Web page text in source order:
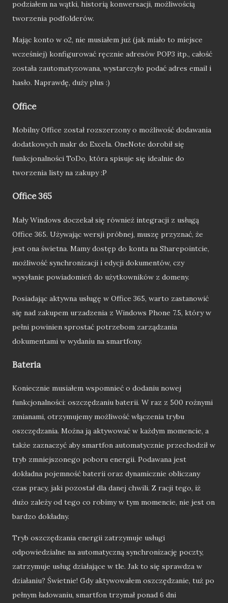
podziałem na wątki, historią konwersacji, możliwością
tworzenia podfolderów.
Mając konto w o2, nie musiałem już (jak miało to miejsce
wcześniej) konfigurować ręcznie adresów POP3 itp., całość
została zautomatyzowana, wystarczyło podać adres email i
hasło. Naprawdę, duży plus :)
Office
Mobilny Office został rozszerzony o możliwość dodawania
dodatkowych makr do Excela. OneNote dorobił się
funkcjonalności ToDo, która spisuje się idealnie do
tworzenia listy na zakupy :P
Office 365
Mały Windows doczekał się również integracji z usługą
Office 365. Używając wersji próbnej, muszę przyznać, że
jest ona świetna. Mamy dostęp do konta na Sharepointcie,
możliwość synchronizacji i edycji dokumentów, czy
wysyłanie powiadomień do użytkowników z domeny.
Posiadając aktywna usługę w Office 365, warto zastanowić
się nad zakupem urzadzenia z Windows Phone 7.5, który w
pełni powinien sprostać potrzebom zarządzania
dokumentami w wydaniu na smartfony.
Bateria
Koniecznie musiałem wspomnieć o dodaniu nowej
funkcjonalności: oszczędzaniu baterii. W raz z 500 rożnymi
zmianami, otrzymujemy możliwość włączenia trybu
oszczędzania. Można ją aktywować w każdym momencie, a
także zaznaczyć aby smartfon automatycznie przechodził w
tryb zmniejszonego poboru energii. Podawana jest
dokładna pojemność baterii oraz dynamicznie obliczany
czas pracy, jaki pozostał dla danej chwili. Z racji tego, iż
dużo zależy od tego co robimy w tym momencie, nie jest on
bardzo dokładny.
Tryb oszczędzania energii zatrzymuje usługi
odpowiedzialne na automatyczną synchronizację poczty,
zatrzymuje usług działające w tle. Jak to się sprawdza w
działaniu? Świetnie! Gdy aktywowałem oszczędzanie, tuż po
pełnym ładowaniu, smartfon trzymał ponad 6 dni